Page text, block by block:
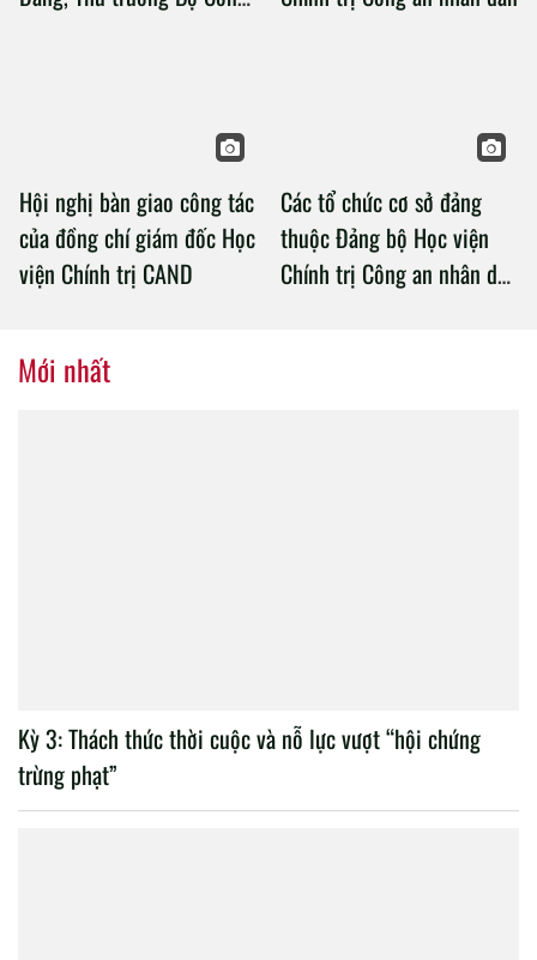
Hội nghị bàn giao công tác
của đồng chí giám đốc Học
viện Chính trị CAND
Các tổ chức cơ sở đảng
thuộc Đảng bộ Học viện
Chính trị Công an nhân dân
Mới nhất
Kỳ 3: Thách thức thời cuộc và nỗ lực vượt “hội chứng
trừng phạt”